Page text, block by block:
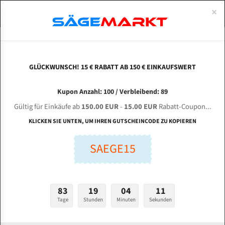
SHANGHAI Loginfly Sawing Technology CH-3060
für 4440 mm Bi-Metall Bandsägeblätter
Länge (mm):
Stärken + Zahnteilung:
mm
ABOUTS
ENGLISH
Bi-Metall Meterware
Fleischerei Bandsägeblätter
Bandmesser Glatt Meterware
Konvex Meterware
×
GLÜCKWUNSCH! 15 € RABATT AB 150 € EINKAUFSWERT
Kupon Anzahl: 100 / Verbleibend: 89
Gültig für Einkäufe ab150.00 EUR- 15.00 EURRabatt-Coupon...
KLICKEN SIE UNTEN, UM IHREN GUTSCHEINCODE ZU KOPIEREN
SAEGE15
83
Tage
19
Stunden
04
Minuten
10
Sekunden